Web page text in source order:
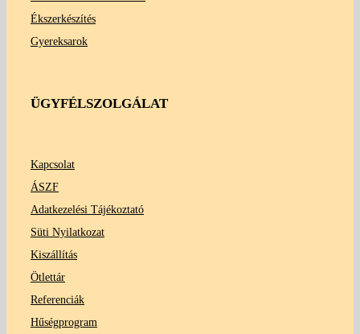
Ékszerkészítés
Gyereksarok
ÜGYFÉLSZOLGÁLAT
Kapcsolat
ÁSZF
Adatkezelési Tájékoztató
Süti Nyilatkozat
Kiszállítás
Ötlettár
Referenciák
Hűségprogram